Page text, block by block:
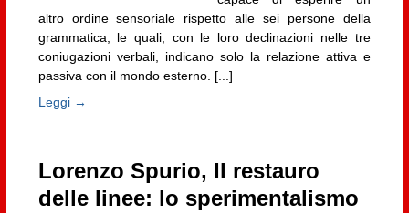
altro ordine sensoriale rispetto alle sei persone della
grammatica, le quali, con le loro declinazioni nelle tre
coniugazioni verbali, indicano solo la relazione attiva e
passiva con il mondo esterno. [...]
Leggi →
Lorenzo Spurio, Il restauro
delle linee: lo sperimentalismo